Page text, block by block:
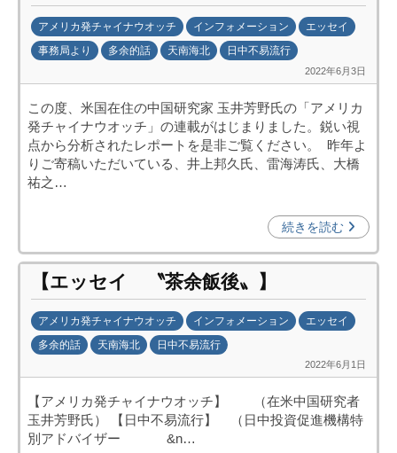
c
i
p
アメリカ発チャイナウオッチ インフォメーション
エッセイ
事務局より
多余的話 天南海北 日中不易流行
2022年6月3日
日
中
投
資
構
c
i
o
)
この度、米国在住の中国研究家 玉井芳野氏の「アメリカ
発チャイナウオッチ」の連載がはじまりました。鋭い視
点から分析されたレポートを是非ご覧ください。 昨年よ
りご寄稿いただいている、井上邦久氏、雷海涛氏、大橋
祐之…
続きを読む
【エッセイ 〝茶余飯後〟】
アメリカ発チャイナウオッチ インフォメーション
エッセイ
多余的話
天南海北 日中不易流行
2022年6月1日
日
中
【アメリカ発チャイナウオッチ】 （在米中国研究者
玉井芳野氏） 【日中不易流行】 （日中投資促進機構特
別アドバイザー &n…